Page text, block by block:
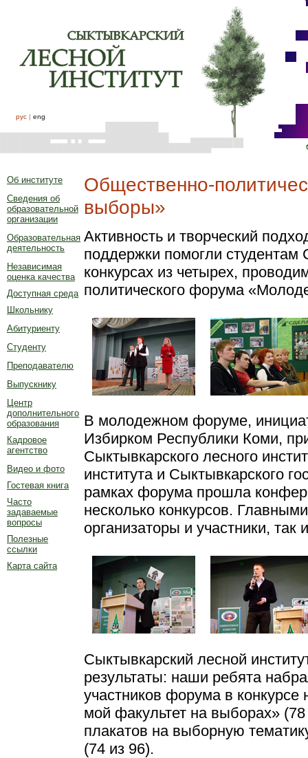
рус | eng
Об институте
Сведения об
образовательной
организации
Образовательная
деятельность
Независимая
оценка качества
Доступная среда
Школьнику
Абитуриенту
Студенту
Преподавателю
Выпускнику
Центр
дополнительного
образования
Кадровое
агентство
Видео и фото
Гостевая книга
Часто
задаваемые
вопросы
Полезные
ссылки
Карта сайта
Общественно-
выборы»
Активность и творческий
поддержки помогли студентам
конкурсах из четырех,
политического форума
В молодежном форуме,
Избирком Республики Коми,
Сыктывкарского лесного
института и Сыктывкарского
рамках форума прошла
несколько конкурсов.
организаторы и участники, так
Сыктывкарский лесной
результаты: наши ребята
участников форума в
мой факультет на выборах»
плакатов на выборную
(74 из 96).